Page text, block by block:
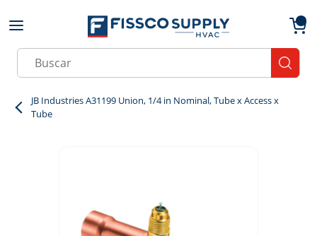
Skip to main content
Site Search
JB Industries A31199 Union, 1/4 in Nominal, Tube x Access x
Tube